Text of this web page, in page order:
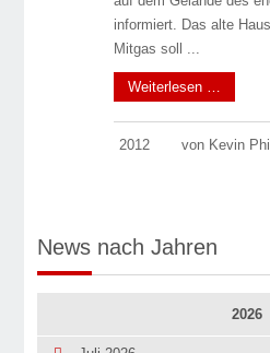
informiert. Das alte
Mitgas soll ...
Weiterlesen …
2012 von Kevin
News nach Jahren
2026